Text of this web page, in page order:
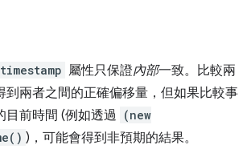
timestamp 屬性只保證內部一致。比較兩
到兩者之間的正確偏移量，但如果比較事
目前時間 (例如透過 (new
)，可能會得到非預期的結果。